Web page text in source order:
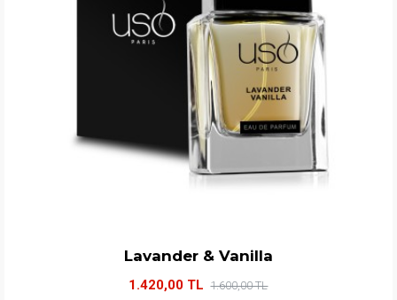
Lavander & Vanilla
1.420,00 TL 1.600,00 TL